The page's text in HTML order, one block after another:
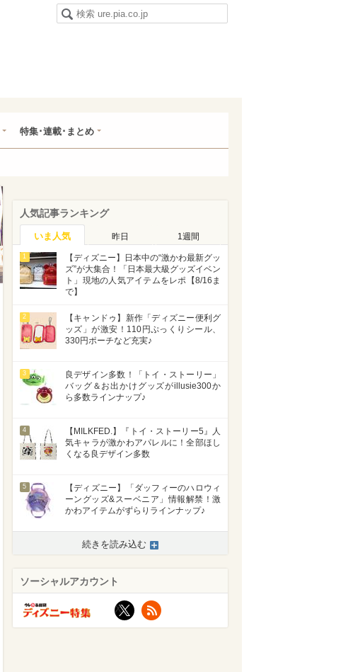
特集･連載･まとめ
>
人気記事ランキング
いま人気 昨日 1週間
1
【ディズニー】日本中の“激かわ最新グッ
ズ”が大集合！「日本最大級グッズイベン
ト」現地の人気アイテムをレポ【8/16ま
で】
2
【キャンドゥ】新作「ディズニー便利グ
ッズ」が激安！110円ぷっくりシール、
330円ポーチなど充実♪
3
良デザイン多数！「トイ・ストーリー」
バッグ＆お出かけグッズがillusie300か
ら多数ラインナップ♪
4
【MILKFED.】『トイ・ストーリー5』人
気キャラが激かわアパレルに！全部ほし
くなる良デザイン多数
5
【ディズニー】「ダッフィーのハロウィ
ーングッズ&スーベニア」情報解禁！激
かわアイテムがずらりラインナップ♪
続きを読み込む
ソーシャルアカウント
X